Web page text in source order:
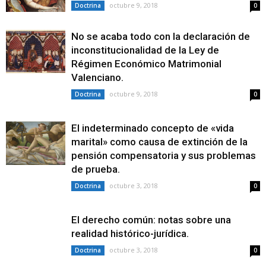
Doctrina octubre 9, 2018 0
No se acaba todo con la declaración de
inconstitucionalidad de la Ley de
Régimen Económico Matrimonial
Valenciano.
Doctrina octubre 9, 2018 0
El indeterminado concepto de «vida
marital» como causa de extinción de la
pensión compensatoria y sus problemas
de prueba.
Doctrina octubre 3, 2018 0
El derecho común: notas sobre una
realidad histórico-jurídica.
Doctrina octubre 3, 2018 0